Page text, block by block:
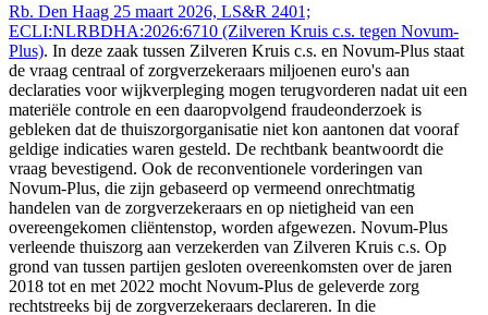
Rb. Den Haag 25 maart 2026, LS&R 2401;
ECLI:NLRBDHA:2026:6710 (Zilveren Kruis c.s. tegen Novum-
Plus). In deze zaak tussen Zilveren Kruis c.s. en Novum-Plus staat
de vraag centraal of zorgverzekeraars miljoenen euro's aan
declaraties voor wijkverpleging mogen terugvorderen nadat uit een
materiële controle en een daaropvolgend fraudeonderzoek is
gebleken dat de thuiszorgorganisatie niet kon aantonen dat vooraf
geldige indicaties waren gesteld. De rechtbank beantwoordt die
vraag bevestigend. Ook de reconventionele vorderingen van
Novum-Plus, die zijn gebaseerd op vermeend onrechtmatig
handelen van de zorgverzekeraars en op nietigheid van een
overeengekomen cliëntenstop, worden afgewezen. Novum-Plus
verleende thuiszorg aan verzekerden van Zilveren Kruis c.s. Op
grond van tussen partijen gesloten overeenkomsten over de jaren
2018 tot en met 2022 mocht Novum-Plus de geleverde zorg
rechtstreeks bij de zorgverzekeraars declareren. In die